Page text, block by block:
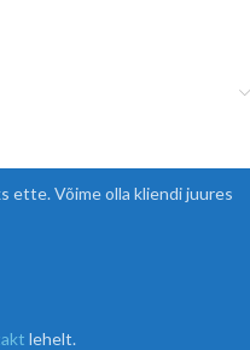
ette. Võime olla kliendi juures
lehelt.